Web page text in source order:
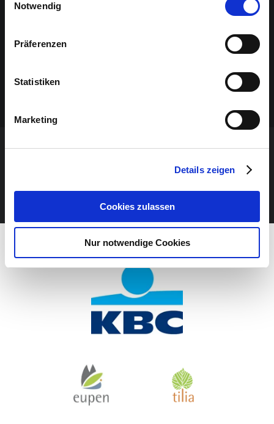
Notwendig
Präferenzen
Statistiken
Marketing
Details zeigen
Cookies zulassen
Nur notwendige Cookies
VERANSTALTUNG VERPASST?
JETZT UNSEREN NEWSLETTER ABONNIEREN